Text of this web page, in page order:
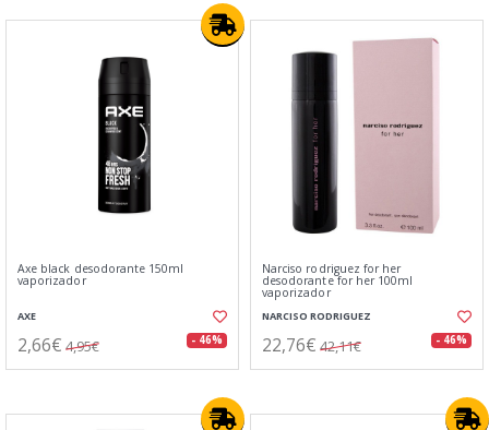
Axe black desodorante 150ml
vaporizador
AXE
2,66€ 4,95€ - 46%
Narciso rodriguez for her
desodorante for her 100ml
vaporizador
NARCISO RODRIGUEZ
22,76€ 42,11€ - 46%